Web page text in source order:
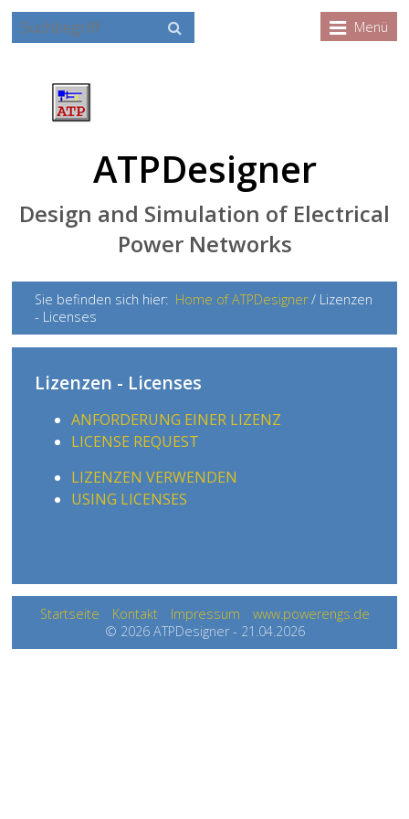
Menü
ATPDesigner
Design and Simulation of Electrical
Power Networks
Sie befinden sich hier: Home of ATPDesigner / Lizenzen
- Licenses
Lizenzen - Licenses
ANFORDERUNG EINER LIZENZ
LICENSE REQUEST
LIZENZEN VERWENDEN
USING LICENSES
Startseite Kontakt Impressum
www.powerengs.de
© 2026 ATPDesigner - 21.04.2026